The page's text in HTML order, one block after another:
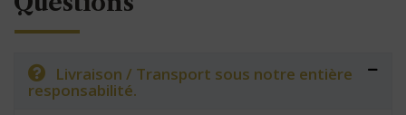
Livraison / Transport sous notre entière
responsabilité.